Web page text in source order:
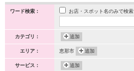
ワード検索： お店・スポット名のみで検索
カテゴリ： 追加
エリア： 恵那市 追加
サービス： 追加